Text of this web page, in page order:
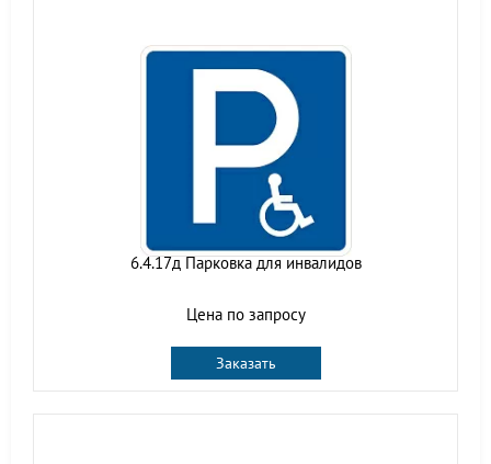
6.4.17д Парковка для инвалидов
Цена по запросу
Заказать